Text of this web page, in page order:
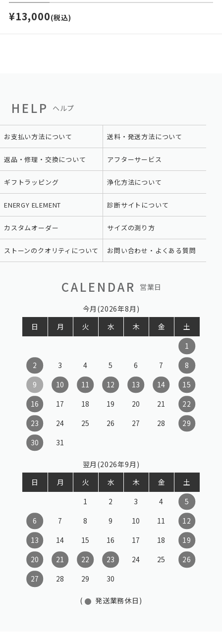
¥13,000(税込)
HELP ヘルプ
お支払い方法について 送料・発送方法について
返品・修理・交換について アフターサービス
ギフトラッピング 浄化方法について
ENERGY ELEMENT 診断サイトについて
カスタムオーダー サイズの測り方
ストーンのクオリティについて お問い合わせ・よくある質問
CALENDAR 営業日
今月(2026年8月)
日
月 火 水 木 金
土
1
2
3 4 5 6 7
8
9
10 11 12 13 14
15
16
17 18 19 20 21
22
23
24 25 26 27 28
29
30
31
翌月(2026年9月)
日
月 火 水 木 金
土
1
2 3 4
5
6
7 8 9 10 11
12
13
14 15 16 17 18
19
20
21 22 23 24 25
26
27
28 29 30
( 発送業務休日)